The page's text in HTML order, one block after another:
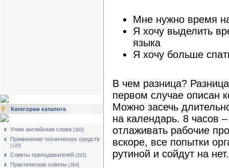
Категории каталога
Учим английские слова [382]
Применение технических средств
[120]
Советы преподавателей [262]
Практические советы [384]
Мне нужно время
Я хочу выделить
языка
Я хочу больше
В чем разница?
первом случае описан
Можно засечь
на календарь. 8 часов
отлаживать рабочие
вскоре, все попытки
рутиной и сойдут на нет.